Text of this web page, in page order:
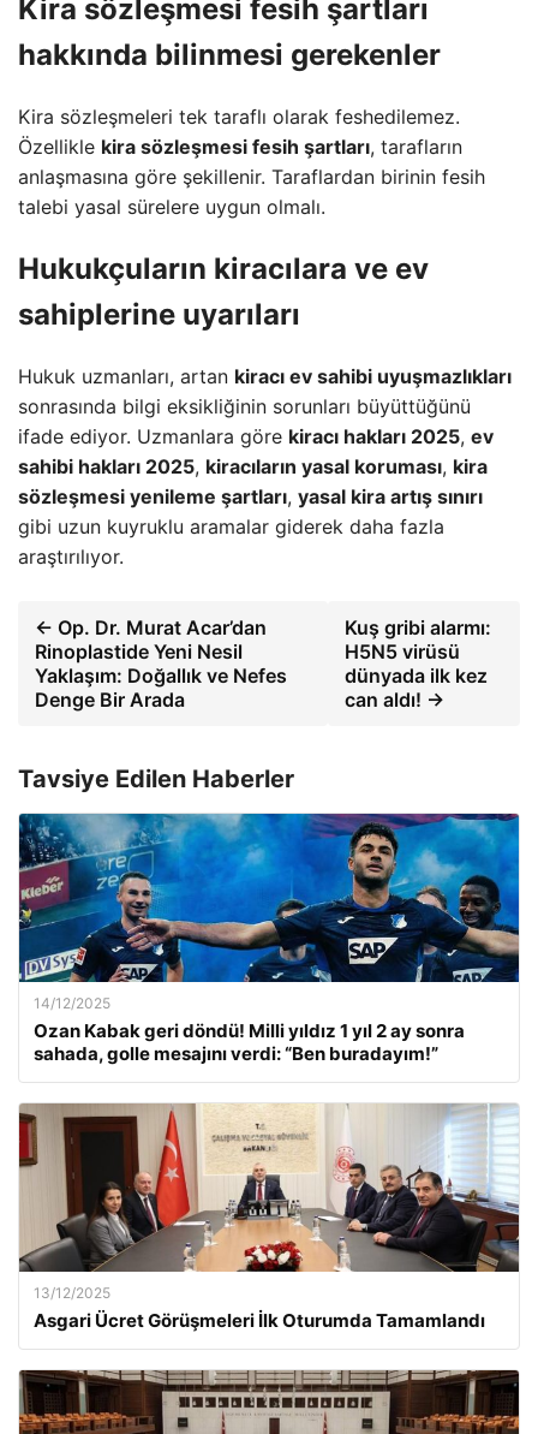
Kira sözleşmesi fesih şartları
hakkında bilinmesi gerekenler
Kira sözleşmeleri tek taraflı olarak feshedilemez.
Özellikle kira sözleşmesi fesih şartları, tarafların
anlaşmasına göre şekillenir. Taraflardan birinin fesih
talebi yasal sürelere uygun olmalı.
Hukukçuların kiracılara ve ev
sahiplerine uyarıları
Hukuk uzmanları, artan kiracı ev sahibi uyuşmazlıkları
sonrasında bilgi eksikliğinin sorunları büyüttüğünü
ifade ediyor. Uzmanlara göre kiracı hakları 2025, ev
sahibi hakları 2025, kiracıların yasal koruması, kira
sözleşmesi yenileme şartları, yasal kira artış sınırı
gibi uzun kuyruklu aramalar giderek daha fazla
araştırılıyor.
← Op. Dr. Murat Acar’dan
Rinoplastide Yeni Nesil
Yaklaşım: Doğallık ve Nefes
Denge Bir Arada
Kuş gribi alarmı:
H5N5 virüsü
dünyada ilk kez
can aldı! →
Tavsiye Edilen Haberler
14/12/2025
Ozan Kabak geri döndü! Milli yıldız 1 yıl 2 ay sonra
sahada, golle mesajını verdi: “Ben buradayım!”
13/12/2025
Asgari Ücret Görüşmeleri İlk Oturumda Tamamlandı